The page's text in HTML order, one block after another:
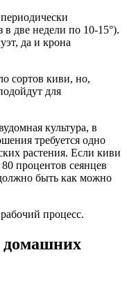
в две недели по 10-15°).
да и крона
сортов киви, но,
для
культура, в
требуется одно
растения. Если киви
процентов сеянцев
быть как можно
процесс.